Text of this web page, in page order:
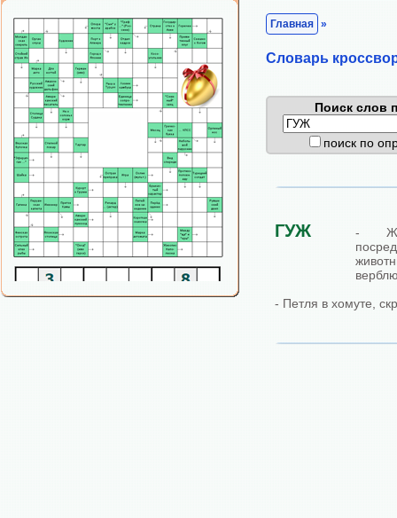
Главная »
Cловарь
Поиск слов
поиск по
ГУЖ
-
- Петля в хомуте,